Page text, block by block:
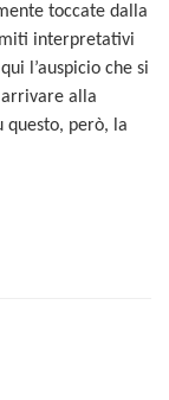
toccate dalla
interpretativi
l’auspicio che si
alla
questo, però, la